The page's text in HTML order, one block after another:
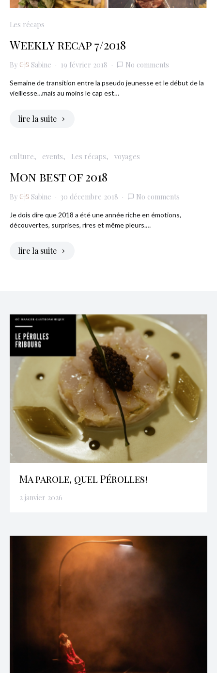
Les récaps
Weekly recap 7/2018
By Sabine 19 février 2018 No comments
Semaine de transition entre la pseudo jeunesse et le début de la
vieillesse…mais au moins le cap est…
lire la suite
culture events Les récaps voyages
Mon best of 2018
By Sabine 30 décembre 2018 No comments
Je dois dire que 2018 a été une année riche en émotions,
découvertes, surprises, rires et même pleurs.…
lire la suite
Ma parole, quel Pérolles!
2 janvier 2026